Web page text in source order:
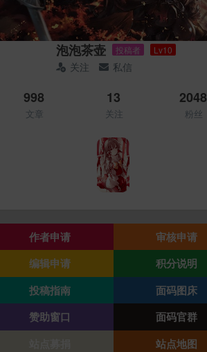
泡泡茶壶 投稿者 Lv10
关注 私信
998
文章
13
关注
2048
粉丝
作者申请
审核申请
编辑申请
积分说明
投稿指南
面码图床
赞助窗口
面码官群
站点地图